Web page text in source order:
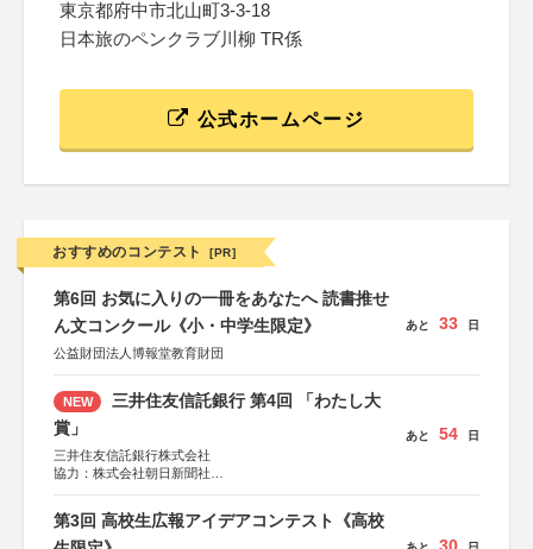
東京都府中市北山町3-3-18
日本旅のペンクラブ川柳 TR係
公式ホームページ
おすすめのコンテスト [PR]
第6回 お気に入りの一冊をあなたへ 読書推せ
ん文コンクール《小・中学生限定》
公益財団法人博報堂教育財団
あと 33 日
NEW
三井住友信託銀行 第4回 「わたし大
賞」
三井住友信託銀行株式会社
協力：株式会社朝日新聞社
あと 54 日
第3回 高校生広報アイデアコンテスト《高校